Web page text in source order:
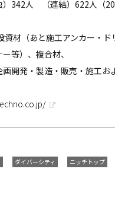
）342人 （連結）622人（
資材（あと施工アンカー・ド
等）、複合材、
開発・製造・販売・施工お
ダイバーシティ ニッチトップ